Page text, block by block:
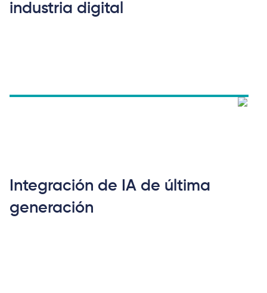
industria digital
Integración de IA de última
generación